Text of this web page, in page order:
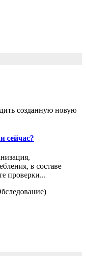
созданную новую
сейчас?
в составе
проверки...